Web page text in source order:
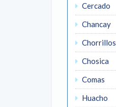
Cercado
Chancay
Chorrillos
Chosica
Comas
Huacho